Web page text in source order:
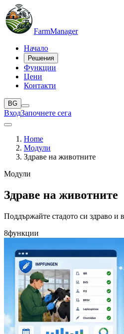
FarmManager
Начало
Решения
Функции
Цени
Контакти
BG
ВходЗапочнете сега
Home
Модули
Здраве на животните
Модули
Здраве на животните
Поддържайте стадото си здраво и
8функции